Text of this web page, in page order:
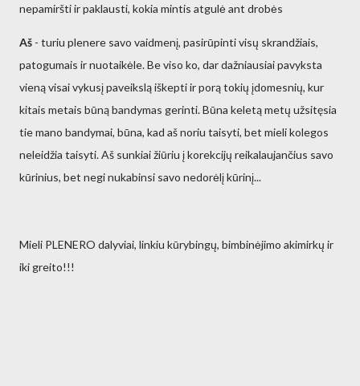
nepamiršti ir paklausti, kokia mintis atgulė ant drobės
Aš - turiu plenere savo vaidmenį, pasirūpinti visų skrandžiais,
patogumais ir nuotaikėle. Be viso ko, dar dažniausiai pavyksta
vieną visai vykusį paveikslą iškepti ir porą tokių įdomesnių, kur
kitais metais būną bandymas gerinti. Būna keletą metų užsitęsia
tie mano bandymai, būna, kad aš noriu taisyti, bet mieli kolegos
neleidžia taisyti. Aš sunkiai žiūriu į korekcijų reikalaujančius savo
kūrinius, bet negi nukabinsi savo nedorėlį kūrinį...
Mieli PLENERO dalyviai, linkiu kūrybingų, bimbinėjimo akimirkų ir
iki greito!!!